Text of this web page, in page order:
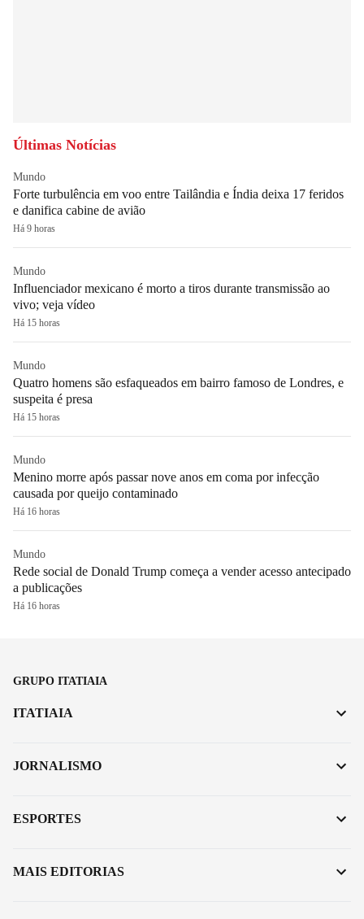
Últimas Notícias
Mundo
Forte turbulência em voo entre Tailândia e Índia deixa 17 feridos
e danifica cabine de avião
Há 9 horas
Mundo
Influenciador mexicano é morto a tiros durante transmissão ao
vivo; veja vídeo
Há 15 horas
Mundo
Quatro homens são esfaqueados em bairro famoso de Londres, e
suspeita é presa
Há 15 horas
Mundo
Menino morre após passar nove anos em coma por infecção
causada por queijo contaminado
Há 16 horas
Mundo
Rede social de Donald Trump começa a vender acesso antecipado
a publicações
Há 16 horas
GRUPO ITATIAIA
ITATIAIA
JORNALISMO
ESPORTES
MAIS EDITORIAS